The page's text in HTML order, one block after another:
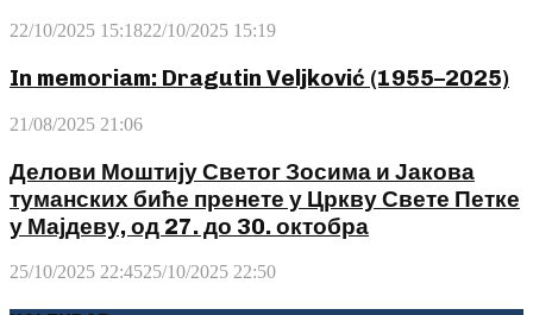
22/10/2025 15:1822/10/2025 15:19
In memoriam: Dragutin Veljković (1955–2025)
21/08/2025 21:06
Делови Моштију Светог Зосима и Јакова
туманских биће пренете у Цркву Свете Петке
у Мајдеву, од 27. до 30. октобра
25/10/2025 22:4525/10/2025 22:50